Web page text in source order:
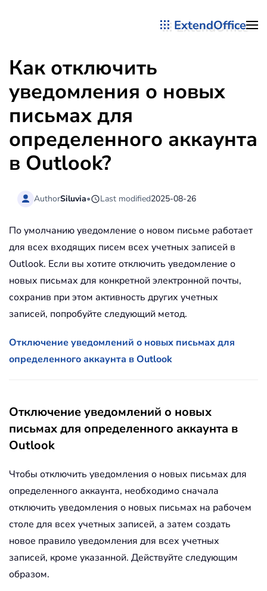
ExtendOffice
Как отключить
уведомления о новых
письмах для
определенного аккаунта
в Outlook?
AuthorSiluvia• Last modified2025-08-26
По умолчанию уведомление о новом письме работает
для всех входящих писем всех учетных записей в
Outlook. Если вы хотите отключить уведомление о
новых письмах для конкретной электронной почты,
сохранив при этом активность других учетных
записей, попробуйте следующий метод.
Отключение уведомлений о новых письмах для
определенного аккаунта в Outlook
Отключение уведомлений о новых
письмах для определенного аккаунта в
Outlook
Чтобы отключить уведомления о новых письмах для
определенного аккаунта, необходимо сначала
отключить уведомления о новых письмах на рабочем
столе для всех учетных записей, а затем создать
новое правило уведомления для всех учетных
записей, кроме указанной. Действуйте следующим
образом.